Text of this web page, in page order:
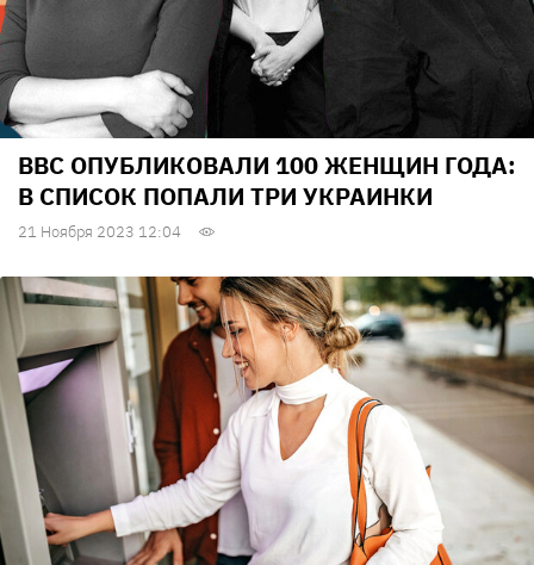
BBC ОПУБЛИКОВАЛИ 100 ЖЕНЩИН ГОДА:
В СПИСОК ПОПАЛИ ТРИ УКРАИНКИ
21 Ноября 2023 12:04